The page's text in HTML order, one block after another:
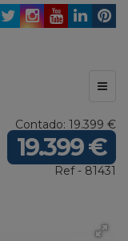
Contado: 19.399 €
19.399 €
Ref - 81431